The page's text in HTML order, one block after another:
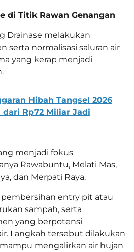
di Titik Rawan Genangan
Drainase melakukan
serta normalisasi saluran air
yang kerap menjadi
Hibah Tangsel 2026
Rp72 Miliar Jadi
menjadi fokus
Rawabuntu, Melati Mas,
dan Merpati Raya.
entry pit atau
sampah, serta
yang berpotensi
Langkah tersebut dilakukan
mengalirkan air hujan